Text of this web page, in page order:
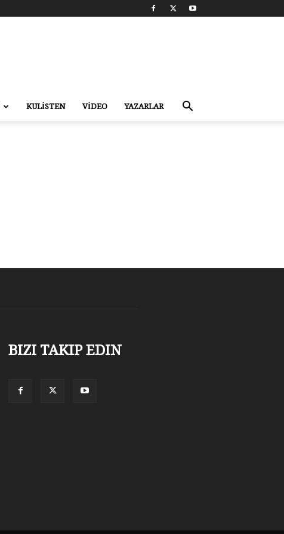
KULİSTEN VİDEO YAZARLAR
BIZI TAKIP EDIN